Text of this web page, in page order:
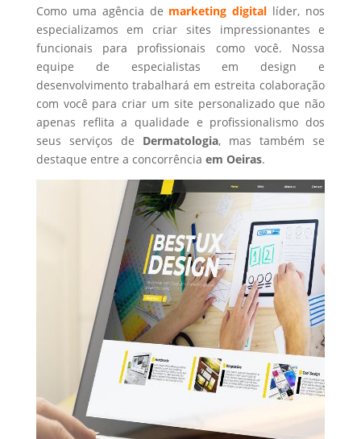
Como uma agência de marketing digital líder, nos
especializamos em criar sites impressionantes e
funcionais para profissionais como você. Nossa
equipe de especialistas em design e
desenvolvimento trabalhará em estreita colaboração
com você para criar um site personalizado que não
apenas reflita a qualidade e profissionalismo dos
seus serviços de Dermatologia, mas também se
destaque entre a concorrência em Oeiras.